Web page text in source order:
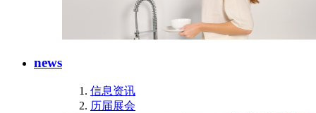
news
信息资讯
历届展会